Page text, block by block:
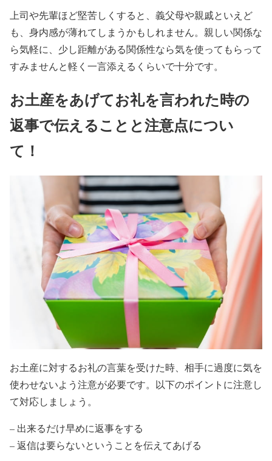
上司や先輩ほど堅苦しくすると、義父母や親戚といえど
も、身内感が薄れてしまうかもしれません。親しい関係な
ら気軽に、少し距離がある関係性なら気を使ってもらって
すみませんと軽く一言添えるくらいで十分です。
お土産をあげてお礼を言われた時の
返事で伝えることと注意点につい
て！
お土産に対するお礼の言葉を受けた時、相手に過度に気を
使わせないよう注意が必要です。以下のポイントに注意し
て対応しましょう。
– 出来るだけ早めに返事をする
– 返信は要らないということを伝えてあげる